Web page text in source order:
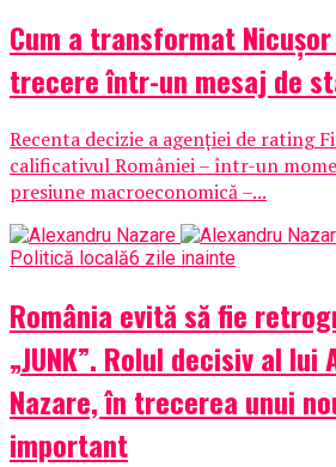
Cum a transformat
trecere într-un mesaj de
Recenta decizie a agenției de rating
calificativul României – într-un
presiune macroeconomică –...
Politică locală6 zile inainte
România evită să fie
„JUNK”. Rolul decisiv al lui
Nazare, în trecerea unui
important